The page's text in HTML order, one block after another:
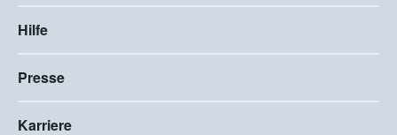
Hilfe
Presse
Karriere